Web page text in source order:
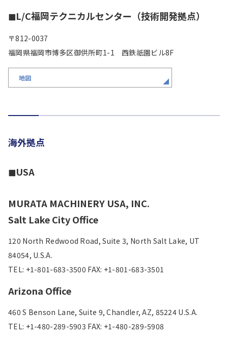
◼︎L/C福岡テクニカルセンター（技術開発拠点）
〒812-0037
福岡県福岡市博多区御供所町1-1 西鉄祇園ビル8F
地図
海外拠点
◼︎USA
MURATA MACHINERY USA, INC.
Salt Lake City Office
120 North Redwood Road, Suite 3, North Salt Lake, UT
84054, U.S.A.
TEL: +1-801-683-3500 FAX: +1-801-683-3501
Arizona Office
460 S Benson Lane, Suite 9, Chandler, AZ, 85224 U.S.A.
TEL: +1-480-289-5903 FAX: +1-480-289-5908